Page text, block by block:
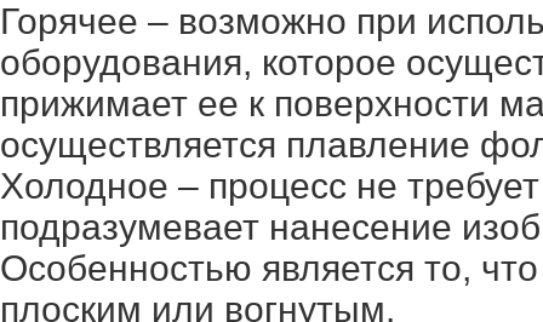
Горячее – возможно при
оборудования, которое
прижимает ее к поверхности
осуществляется плавление
Холодное – процесс не
подразумевает нанесение
Особенностью является то,
плоским или вогнутым.